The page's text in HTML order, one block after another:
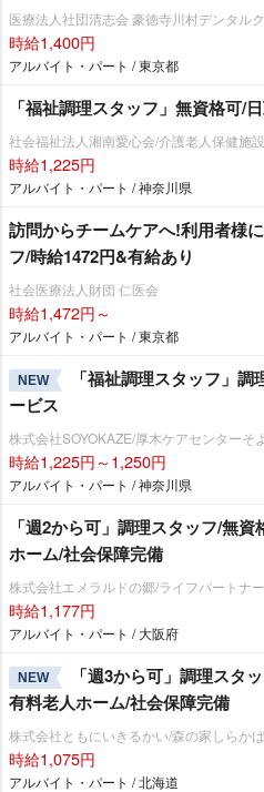
医療法人社団清志会 豪徳寺川村デンタル
時給1,400円
アルバイト・パート / 東京都
「福祉調理スタッフ」無資格可/
社会福祉法人湘南愛心会/介護老人保健施
時給1,225円
アルバイト・パート / 神奈川県
訪問からチームケアへ!利用者様
フ/時給1472円&有給あり
社会医療法人財団 仁医会
時給1,472円～
アルバイト・パート / 東京都
NEW
「福祉調理スタッフ」
ービス
株式会社SOYOKAZE/厚木ケアセンターそ
時給1,225円～1,250円
アルバイト・パート / 神奈川県
「週2から可」調理スタッフ/無
ホーム/社会保障完備
株式会社エメラルドの郷/ライフパートナ
時給1,177円
アルバイト・パート / 大阪府
NEW
「週3から可」調理スタ
有料老人ホーム/社会保障完備
株式会社ともにいきるかい/森の家しらかば
時給1,075円
アルバイト・パート / 北海道